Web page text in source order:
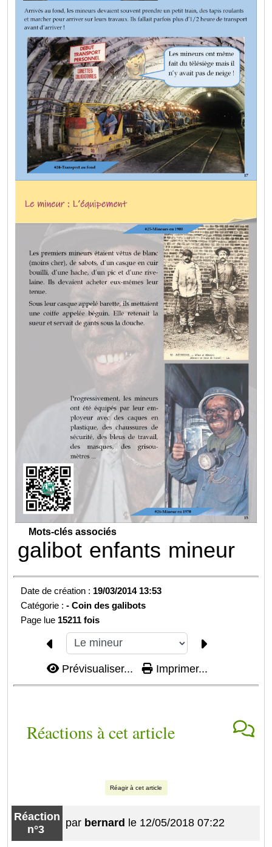
Mots-clés associés
galibot enfants mineur
Date de création : 19/03/2014 13:53
Catégorie :-Coin des galibots
Page lue 15211 fois
Prévisualiser... Imprimer...
Réactions à cet article
Réagir à cet article
Réaction
n°3
par bernard le 12/05/2018 07:22